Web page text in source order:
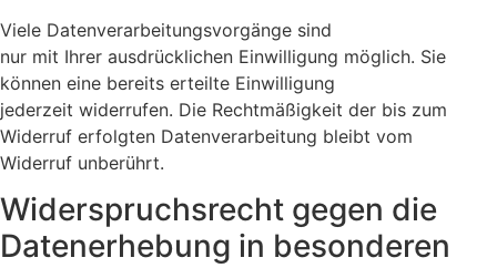
Viele Datenverarbeitungsvorgänge sind
nur mit Ihrer ausdrücklichen Einwilligung möglich. Sie
können eine bereits erteilte Einwilligung
jederzeit widerrufen. Die Rechtmäßigkeit der bis zum
Widerruf erfolgten Datenverarbeitung bleibt vom
Widerruf unberührt.
Widerspruchsrecht gegen die
Datenerhebung in besonderen